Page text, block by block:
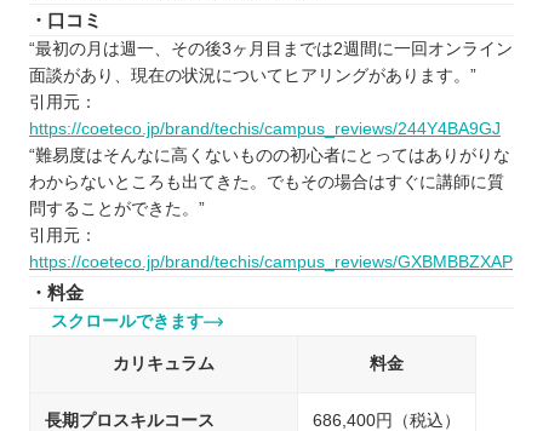
・口コミ
“最初の月は週一、その後3ヶ月目までは2週間に一回オンライン
面談があり、現在の状況についてヒアリングがあります。”
引用元：
https://coeteco.jp/brand/techis/campus_reviews/244Y4BA9GJ
“難易度はそんなに高くないものの初心者にとってはありがりな
わからないところも出てきた。でもその場合はすぐに講師に質
問することができた。”
引用元：
https://coeteco.jp/brand/techis/campus_reviews/GXBMBBZXAP
・料金
スクロールできます
カリキュラム 料金
長期プロスキルコース 686,400円（税込）